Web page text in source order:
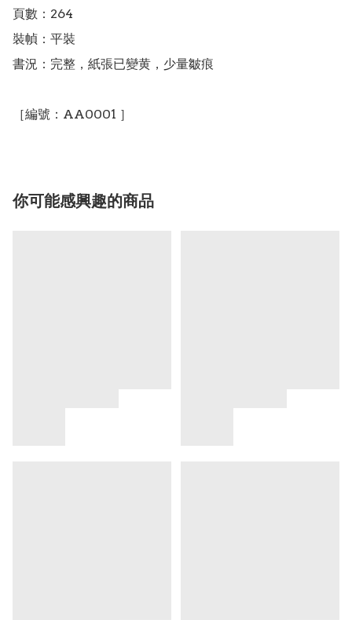
頁數：264
裝幀：平裝
書況：完整，紙張已變黄，少量皺痕
你可能感興趣的商品